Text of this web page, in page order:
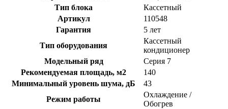
Тип блока
Кассетный
Артикул
110548
Гарантия
5 лет
Тип оборудования
Кассетный
кондиционер
Модельный ряд
Серия 7
Рекомендуемая площадь, м2
140
Минимальный уровень шума, дБ
43
Режим работы
Охлаждение /
Обогрев